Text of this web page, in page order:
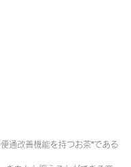
通改善機能を持つお茶”である